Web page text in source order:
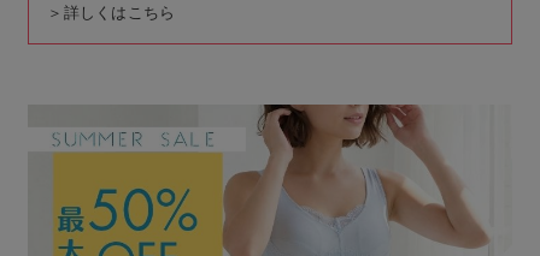
＞ 詳しくはこちら